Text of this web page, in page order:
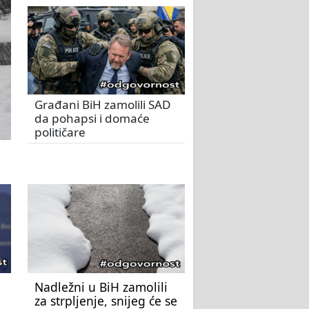
Građani BiH zamolili SAD
da pohapsi i domaće
političare
Nadležni u BiH zamolili
za strpljenje, snijeg će se